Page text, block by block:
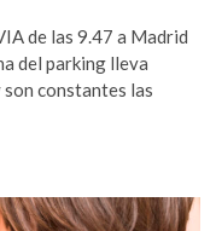
de las 9.47 a Madrid
del parking lleva
constantes las